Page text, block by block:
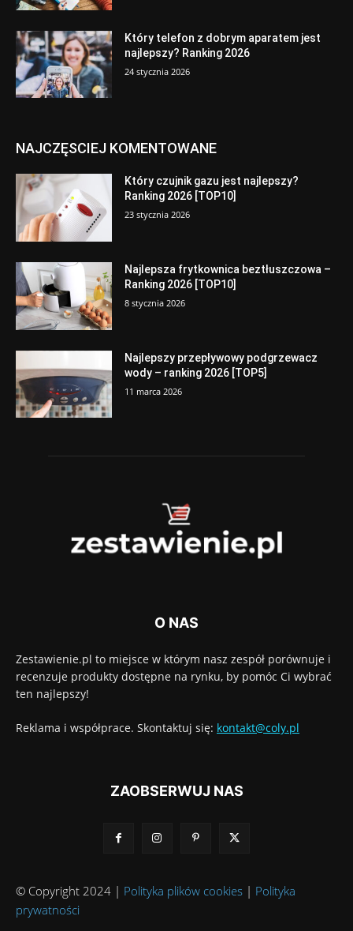
Który telefon z dobrym aparatem jest
najlepszy? Ranking 2026
24 stycznia 2026
NAJCZĘSCIEJ KOMENTOWANE
Który czujnik gazu jest najlepszy?
Ranking 2026 [TOP10]
23 stycznia 2026
Najlepsza frytkownica beztłuszczowa –
Ranking 2026 [TOP10]
8 stycznia 2026
Najlepszy przepływowy podgrzewacz
wody – ranking 2026 [TOP5]
11 marca 2026
O NAS
Zestawienie.pl to miejsce w którym nasz zespół porównuje i
recenzuje produkty dostępne na rynku, by pomóc Ci wybrać
ten najlepszy!
Reklama i współprace. Skontaktuj się: kontakt@coly.pl
ZAOBSERWUJ NAS
© Copyright 2024 | Polityka plików cookies | Polityka
prywatności